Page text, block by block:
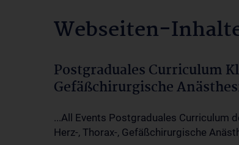
Webseiten-
Postgraduales Curriculum
Gefäßchirurgische
...All Events Postgraduales Curriculum
Herz-, Thorax-, Gefäßchirurgische